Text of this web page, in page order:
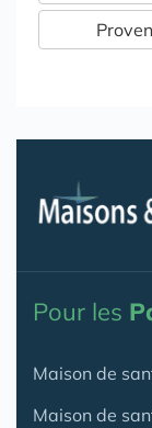
Pour les
Maison de
Maison de